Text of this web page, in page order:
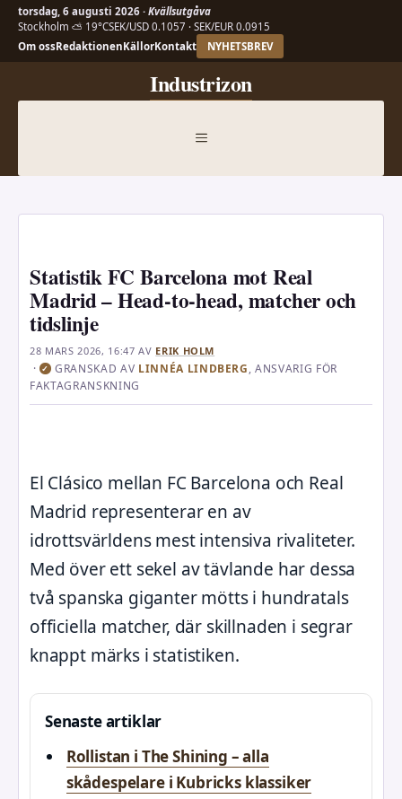
torsdag, 6 augusti 2026 · Kvällsutgåva
Stockholm ⛅ 19°CSEK/USD 0.1057 · SEK/EUR 0.0915
Om ossRedaktionenKällorKontakt NYHETSBREV
Industrizon
MENY
Statistik FC Barcelona mot Real
Madrid – Head-to-head, matcher och
tidslinje
28 MARS 2026, 16:47 AV ERIK HOLM
· ✓ GRANSKAD AV LINNÉA LINDBERG, ANSVARIG FÖR
FAKTAGRANSKNING
El Clásico mellan FC Barcelona och Real
Madrid representerar en av
idrottsvärldens mest intensiva rivaliteter.
Med över ett sekel av tävlande har dessa
två spanska giganter mötts i hundratals
officiella matcher, där skillnaden i segrar
knappt märks i statistiken.
Senaste artiklar
Rollistan i The Shining – alla
skådespelare i Kubricks klassiker